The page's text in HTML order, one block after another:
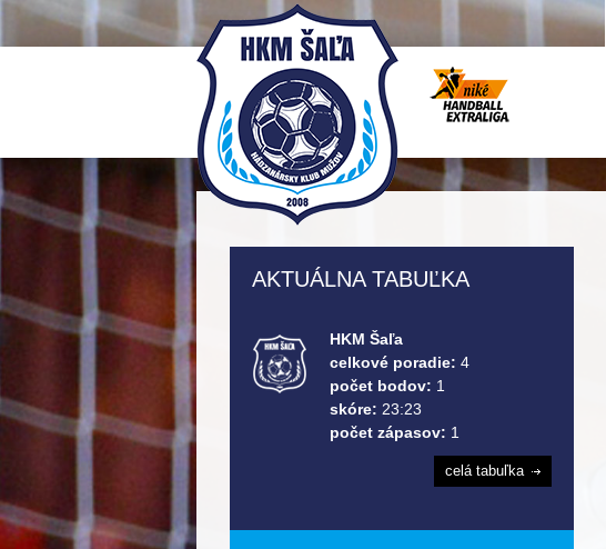
AKTUÁLNA TABUĽKA
HKM Šaľa
celkové poradie: 4
počet bodov: 1
skóre: 23:23
počet zápasov: 1
celá tabuľka